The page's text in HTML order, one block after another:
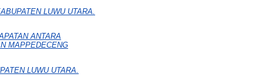
LUWU UTARA.
ANTARA
MAPPEDECENG
LUWU UTARA.